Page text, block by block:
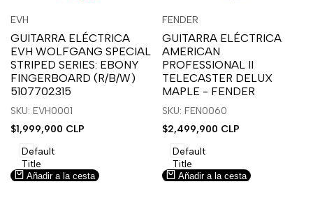
sesión
para
usar
la
lista
deseos.
para
usar
Compare
Proveedor:
EVH
GUITARRA ELÉCTRICA
EVH WOLFGANG SPECIAL
STRIPED SERIES: EBONY
FINGERBOARD (R/B/W)
5107702315
SKU: EVH0001
Precio
venta
$1,999,900 CLP
Default
Title
Añadir a la cesta
sesión
para
usar
la
lista
deseos.
sesión
para
usar
Compare
Vista
Proveedor:
FENDER
GUITARRA ELÉCTRICA
AMERICAN
PROFESSIONAL II
TELECASTER DELUX
MAPLE - FENDER
SKU: FEN0060
Precio
venta
$2,499,900 CLP
Default
Title
Añadir a la cesta